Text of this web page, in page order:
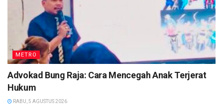
METRO
Advokad Bung Raja: Cara Mencegah Anak Terjerat
Hukum
RABU, 5 AGUSTUS 2026